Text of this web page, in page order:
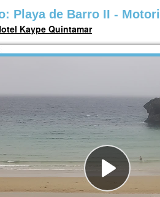
Playa de Barro II -
Kaype Quintamar